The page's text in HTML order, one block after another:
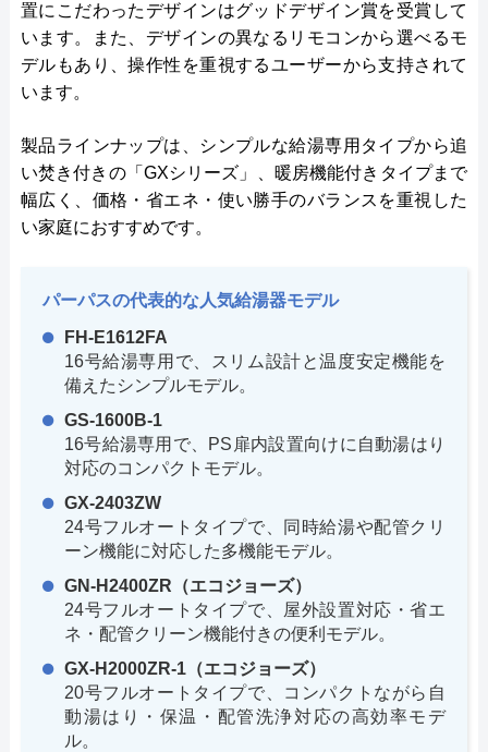
置にこだわったデザインはグッドデザイン賞を受賞して
います。また、デザインの異なるリモコンから選べるモ
デルもあり、操作性を重視するユーザーから支持されて
います。
製品ラインナップは、シンプルな給湯専用タイプから追
い焚き付きの「GXシリーズ」、暖房機能付きタイプまで
幅広く、価格・省エネ・使い勝手のバランスを重視した
い家庭におすすめです。
パーパスの代表的な人気給湯器モデル
FH-E1612FA
16号給湯専用で、スリム設計と温度安定機能を
備えたシンプルモデル。
GS-1600B-1
16号給湯専用で、PS扉内設置向けに自動湯はり
対応のコンパクトモデル。
GX-2403ZW
24号フルオートタイプで、同時給湯や配管クリ
ーン機能に対応した多機能モデル。
GN-H2400ZR（エコジョーズ）
24号フルオートタイプで、屋外設置対応・省エ
ネ・配管クリーン機能付きの便利モデル。
GX-H2000ZR-1（エコジョーズ）
20号フルオートタイプで、コンパクトながら自
動湯はり・保温・配管洗浄対応の高効率モデ
ル。